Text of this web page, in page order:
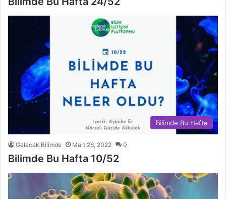
Bilimde Bu Hafta
Gelecek Bilimde Mart 26, 2022 0
Bilimde Bu Hafta 10/52